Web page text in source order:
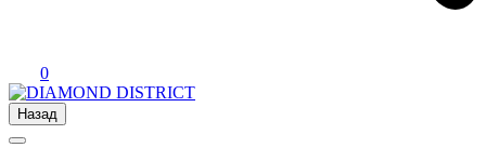
0
Назад